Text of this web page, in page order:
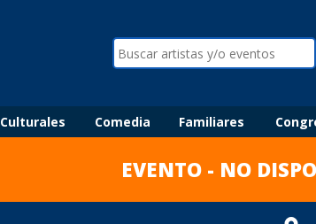
Culturales Comedia Familiares
EVENTO - NO